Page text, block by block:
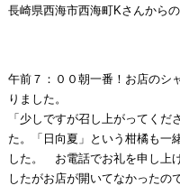
長崎県西海市西海町Kさんから
午前７：００朝一番！お店のシ
りました。
「少しですが召し上がってく
た。「日向夏」という柑橘も一
した。 お電話でお礼を申し上
したがお店が開いてなかったの